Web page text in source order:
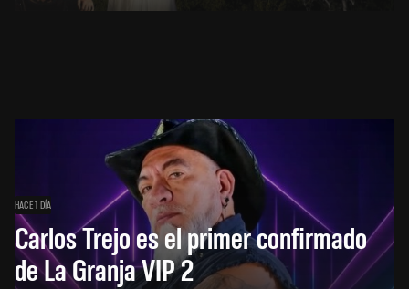
HACE 1 DÍA
Carlos Trejo es el primer confirmado
de La Granja VIP 2